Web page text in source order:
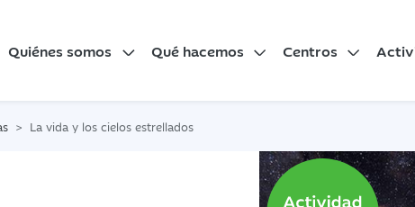
Quiénes somos Qué hacemos Centros
La vida y los cielos estrellados